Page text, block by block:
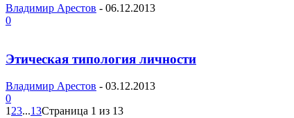
Владимир Арестов - 06.12.2013
0
Этическая типология личности
Владимир Арестов - 03.12.2013
0
1 23...13Страница 1 из 13